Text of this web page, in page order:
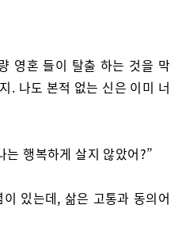
영혼 들이 탈출 하는 것을 막
. 나도 본적 없는 신은 이미 너
행복하게 살지 않았어?”
있는데, 삶은 고통과 동의어